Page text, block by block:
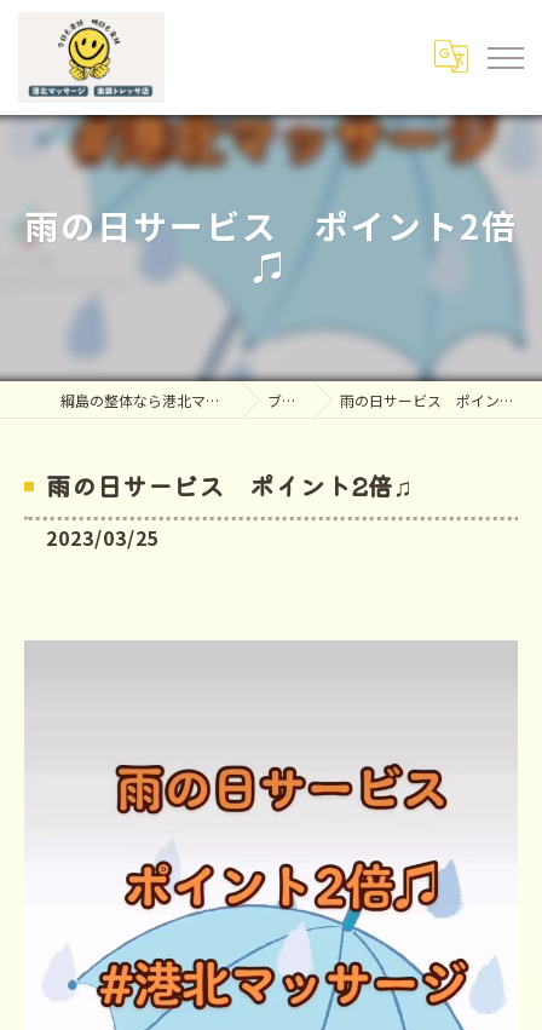
雨の日サービス ポイント2倍
♫
綱島の整体なら港北マッサージ ブログ 雨の日サービス ポイント2倍♫
雨の日サービス ポイント2倍♫
2023/03/25